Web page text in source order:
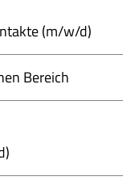
(m/w/d)
Bereich